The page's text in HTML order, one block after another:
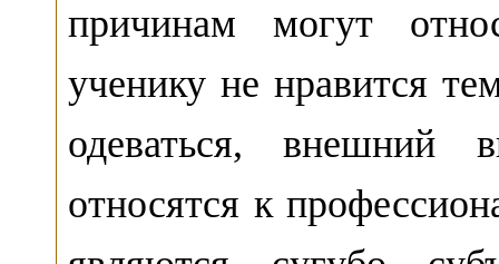
причинам могут
ученику не нравится
одеваться,
относятся к